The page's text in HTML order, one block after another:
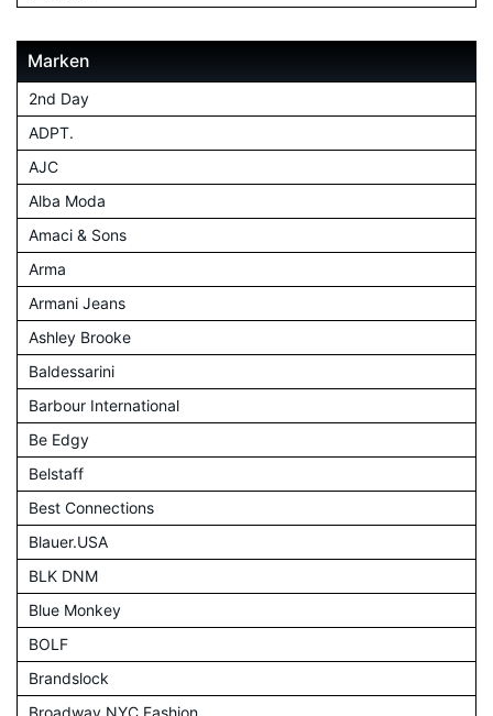
Marken
2nd Day
ADPT.
AJC
Alba Moda
Amaci & Sons
Arma
Armani Jeans
Ashley Brooke
Baldessarini
Barbour International
Be Edgy
Belstaff
Best Connections
Blauer.USA
BLK DNM
Blue Monkey
BOLF
Brandslock
Broadway NYC Fashion